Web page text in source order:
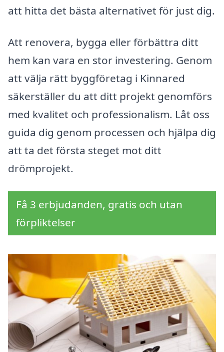
att hitta det bästa alternativet för just dig.
Att renovera, bygga eller förbättra ditt
hem kan vara en stor investering. Genom
att välja rätt byggföretag i Kinnared
säkerställer du att ditt projekt genomförs
med kvalitet och professionalism. Låt oss
guida dig genom processen och hjälpa dig
att ta det första steget mot ditt
drömprojekt.
Få 3 erbjudanden, gratis och utan
förpliktelser